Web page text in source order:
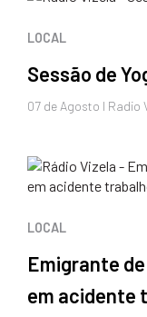
LOCAL
Sessão de
07 de Agosto I Radio
LOCAL
Emigrante
em acidente